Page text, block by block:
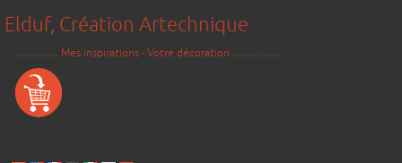
Elduf, Création Artechnique
.................. Mes inspirations - Votre décoration ..................